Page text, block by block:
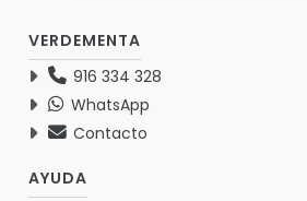
VERDEMENTA
916 334 328
WhatsApp
Contacto
AYUDA